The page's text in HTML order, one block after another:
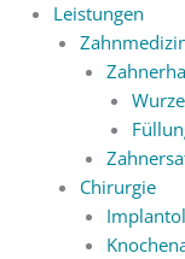
Leistungen
Chirurgie